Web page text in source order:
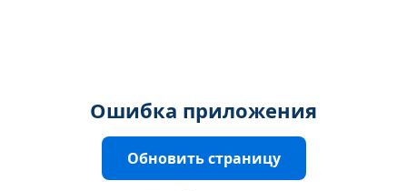
Ошибка приложения
Обновить страницу